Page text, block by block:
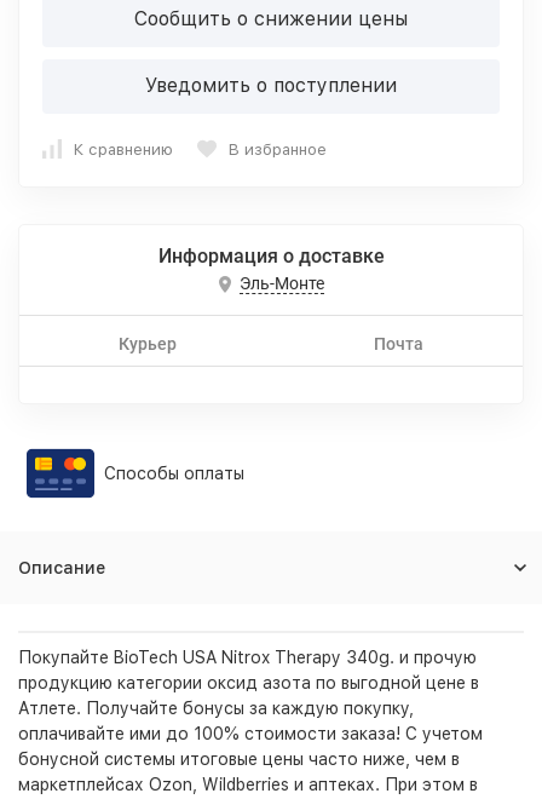
Сообщить о снижении цены
Уведомить о поступлении
К сравнению В избранное
Информация о доставке
Эль-Монте
Курьер Почта
Способы оплаты
Описание
Покупайте BioTech USA Nitrox Therapy 340g. и прочую
продукцию категории оксид азота по выгодной цене в
Атлете. Получайте бонусы за каждую покупку,
оплачивайте ими до 100% стоимости заказа! С учетом
бонусной системы итоговые цены часто ниже, чем в
маркетплейсах Ozon, Wildberries и аптеках. При этом в